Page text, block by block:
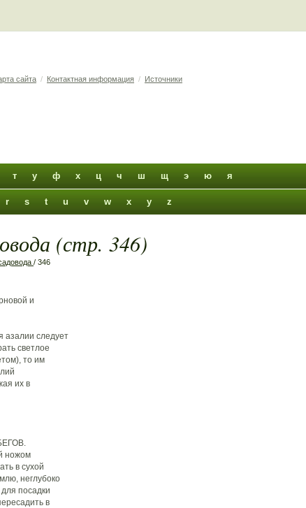
сайта / Контактная информация / Источники
т у ф х ц ч ш щ э ю я
r s t u v w x y z
(стр. 346)
/ 346
и
следует
светлое
то им
их в
ножом
в сухой
неглубоко
посадки
в